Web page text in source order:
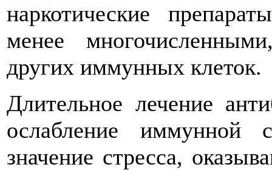
наркотические
менее
других иммунных клеток.
Длительное лечение
ослабление иммунной
значение стресса,